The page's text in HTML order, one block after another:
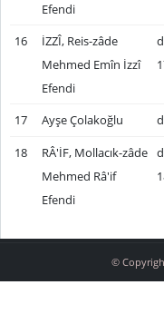
Efendi
16
İZZÎ, Reis-zâde
Mehmed Emîn İzzî
Efendi
17 Ayşe Çolakoğlu
18
RÂ'İF, Mollacık-zâde
Mehmed Râ'if
Efendi
©